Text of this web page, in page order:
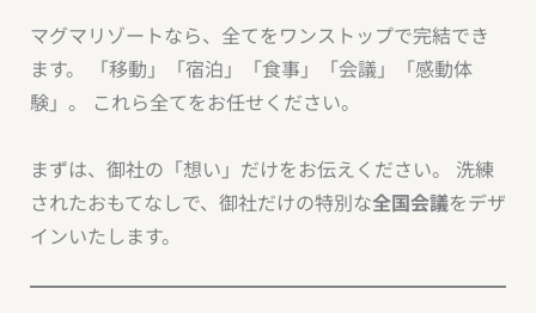
マグマリゾートなら、全てをワンストップで完結でき
ます。 「移動」「宿泊」「食事」「会議」「感動体
験」。 これら全てをお任せください。
まずは、御社の「想い」だけをお伝えください。 洗練
されたおもてなしで、御社だけの特別な全国会議をデザ
インいたします。